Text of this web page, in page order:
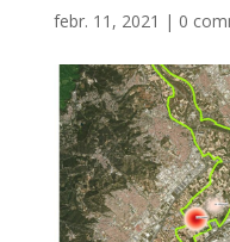
febr. 11, 2021 | 0